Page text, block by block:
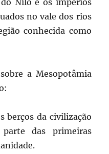
Nilo e os impérios
no vale dos rios
conhecida como
a Mesopotâmia
berços da civilização
das primeiras